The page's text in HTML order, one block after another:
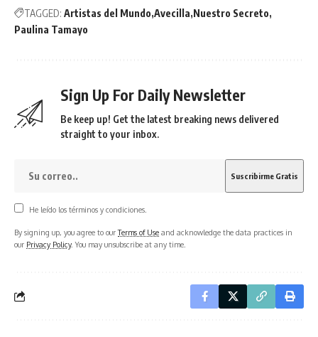
TAGGED: Artistas del Mundo Avecilla Nuestro Secreto
Paulina Tamayo
Sign Up For Daily Newsletter
Be keep up! Get the latest breaking news delivered
straight to your inbox.
He leído los términos y condiciones.
By signing up, you agree to ourTerms of Use and acknowledge the data practices in
our Privacy Policy. You may unsubscribe at any time.